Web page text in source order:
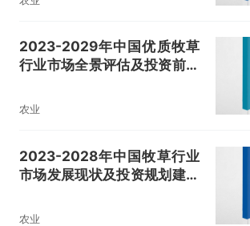
2023-2029年中国优质牧草
行业市场全景评估及投资前景
农业
2023-2028年中国牧草行业
市场发展现状及投资规划建议
农业